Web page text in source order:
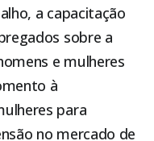
a capacitação
sobre a
e mulheres
à
para
no mercado de